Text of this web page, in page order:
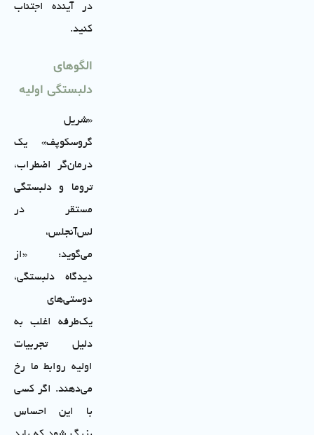
در آینده اجتناب
کنید.
الگوهای
دلبستگی اولیه
«شریل
گروسکوپف» یک
درمان‌گر اضطراب،
تروما و دلبستگی
مستقر در
لس‌آنجلس،
می‌گوید: «از
دیدگاه دلبستگی،
دوستی‌های
یک‌طرفه اغلب به
دلیل تجربیات
اولیه روابط ما رخ
می‌دهند. اگر کسی
با این احساس